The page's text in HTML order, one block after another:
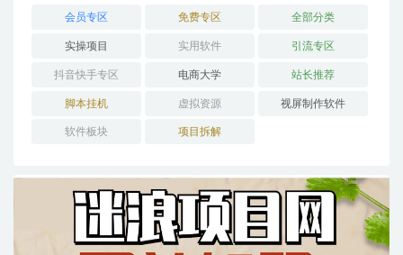
会员专区 免费专区 全部分类
实操项目 实用软件 引流专区
抖音快手专区 电商大学 站长推荐
脚本挂机 虚拟资源 视屏制作软件
软件板块 项目拆解